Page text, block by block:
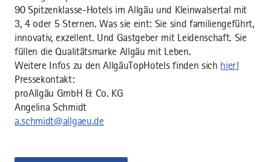
90 Spitzenklasse-Hotels im Allgäu und Kleinwalsertal mit
3, 4 oder 5 Sternen. Was sie eint: Sie sind familiengeführt,
innovativ, exzellent. Und Gastgeber mit Leidenschaft. Sie
füllen die Qualitätsmarke Allgäu mit Leben.
Weitere Infos zu den AllgäuTopHotels finden sich hier!
Pressekontakt:
proAllgäu GmbH & Co. KG
Angelina Schmidt
a.schmidt@allgaeu.de